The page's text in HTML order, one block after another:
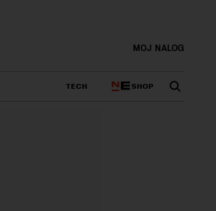
MOJ NALOG
TECH SHOP